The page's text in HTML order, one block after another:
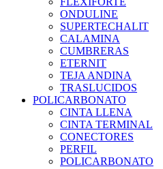
ONDULINE
SUPERTECHALIT
CALAMINA
CUMBRERAS
ETERNIT
TEJA ANDINA
TRASLUCIDOS
POLICARBONATO
CINTA LLENA
CINTA TERMINAL
CONECTORES
PERFIL
POLICARBONATO